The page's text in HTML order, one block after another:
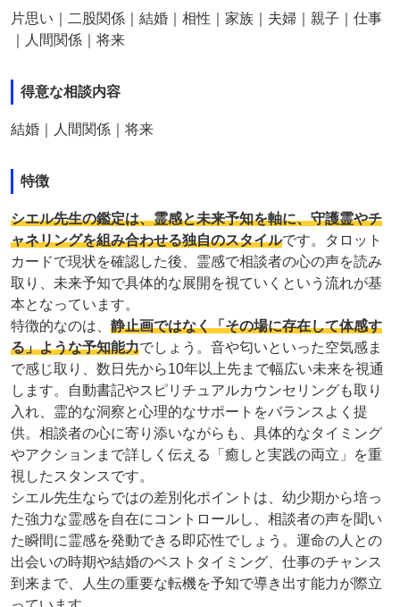
片思い｜二股関係｜結婚｜相性｜家族｜夫婦｜親子｜仕事
｜人間関係｜将来
得意な相談内容
結婚｜人間関係｜将来
特徴
シエル先生の鑑定は、霊感と未来予知を軸に、守護霊やチ
ャネリングを組み合わせる独自のスタイルです。タロット
カードで現状を確認した後、霊感で相談者の心の声を読み
取り、未来予知で具体的な展開を視ていくという流れが基
本となっています。
特徴的なのは、 静止画ではなく「その場に存在して体感す
る」ような予知能力でしょう。音や匂いといった空気感ま
で感じ取り、数日先から10年以上先まで幅広い未来を視通
します。自動書記やスピリチュアルカウンセリングも取り
入れ、霊的な洞察と心理的なサポートをバランスよく提
供。相談者の心に寄り添いながらも、具体的なタイミング
やアクションまで詳しく伝える「癒しと実践の両立」を重
視したスタンスです。
シエル先生ならではの差別化ポイントは、幼少期から培っ
た強力な霊感を自在にコントロールし、相談者の声を聞い
た瞬間に霊感を発動できる即応性でしょう。運命の人との
出会いの時期や結婚のベストタイミング、仕事のチャンス
到来まで、人生の重要な転機を予知で導き出す能力が際立